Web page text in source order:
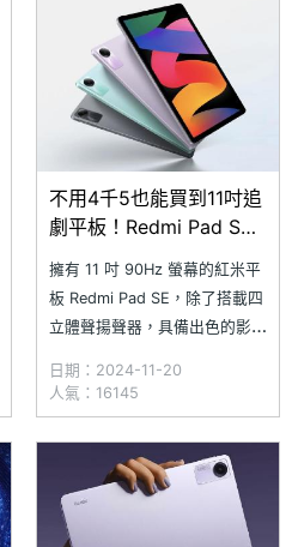
8,000mAh 大容量電池，不管
是追劇還是看電子書都能輕鬆勝
任！​究竟
不用4千5也能買到11吋追
劇平板！Redmi Pad SE
通路最低價格一次看
(2024.11)
擁有 11 吋 90Hz 螢幕的紅米平
板 Redmi Pad SE，除了搭載四
立體聲揚聲器，具備出色的影音
讓使用者在翻閱電子書時，隨時
保有最佳的閱讀體驗，讓你娛樂
與工作都能兼顧。此外，Redmi
Pad SE 也確定將升級至最新的
日期：2024-11-20
人氣：16145